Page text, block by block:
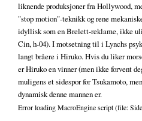
liknende produksjoner fra Hollywood,
"stop motion"-teknikk og rene
idyllisk som en Brelett-reklame, ikke
Cin, h-04). I motsetning til i Lynchs
langt bråere i Hiruko. Hvis du liker
er Hiruko en vinner (men ikke forvent
muligens et sidespor for Tsukamoto,
dynamisk denne mannen er.
Error loading MacroEngine script (file: